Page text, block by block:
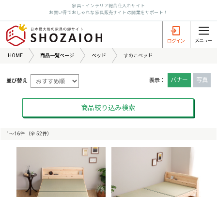
家具・インテリア総合仕入れサイト
お買い得でおしゃれな家具販売サイトの開業をサポート！
HOME 商品一覧ページ ベッド すのこベッド
表示： バナー 写真
並び替え
商品絞り込み検索
1〜16件 （全 52件）